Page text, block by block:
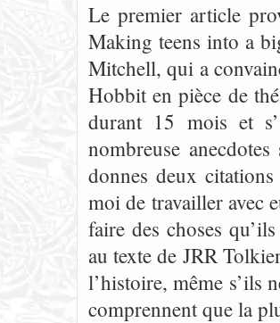
Le premier article
Making teens into a
Mitchell, qui a
Hobbit en pièce de
durant 15 mois et
nombreuse
donnes deux
moi de travailler avec
faire des choses
au texte de JRR
l’histoire, même s’ils
comprennent que la